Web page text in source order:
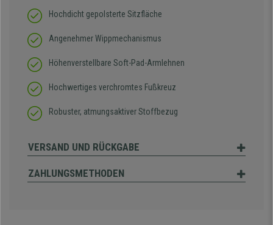
Hochdicht gepolsterte Sitzfläche
Angenehmer Wippmechanismus
Höhenverstellbare Soft-Pad-Armlehnen
Hochwertiges verchromtes Fußkreuz
Robuster, atmungsaktiver Stoffbezug
VERSAND UND RÜCKGABE
ZAHLUNGSMETHODEN